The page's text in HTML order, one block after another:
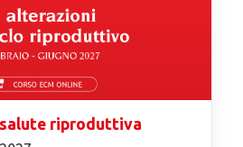
riproduttiva